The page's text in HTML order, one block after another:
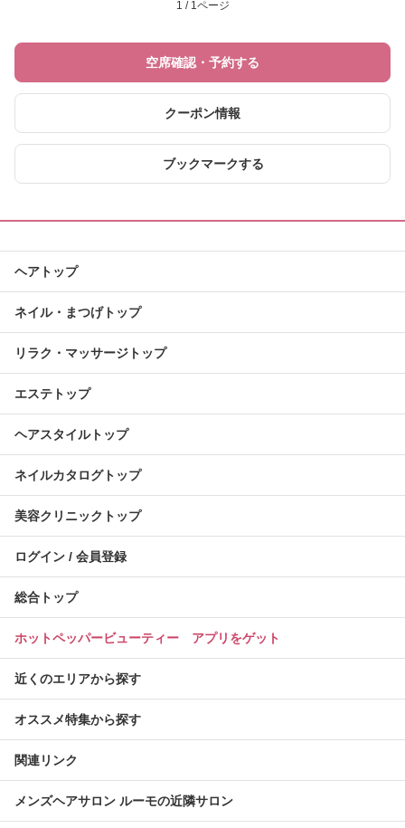
1 / 1ページ
空席確認・予約する
クーポン情報
ブックマークする
ヘアトップ
ネイル・まつげトップ
リラク・マッサージトップ
エステトップ
ヘアスタイルトップ
ネイルカタログトップ
美容クリニックトップ
ログイン / 会員登録
総合トップ
ホットペッパービューティー アプリをゲット
近くのエリアから探す
オススメ特集から探す
関連リンク
メンズヘアサロン ルーモの近隣サロン